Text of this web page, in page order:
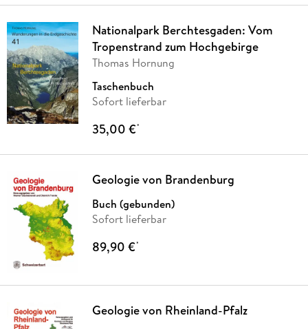
Nationalpark Berchtesgaden: Vom
Tropenstrand zum Hochgebirge
Thomas Hornung
Taschenbuch
Sofort lieferbar
35,00 €*
Geologie von Brandenburg
Buch (gebunden)
Sofort lieferbar
89,90 €*
Geologie von Rheinland-Pfalz